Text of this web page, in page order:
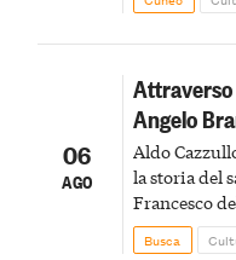
06
AGO
Attraverso
Angelo
Aldo
la storia del
Francesco
agli uccelli,
Busca